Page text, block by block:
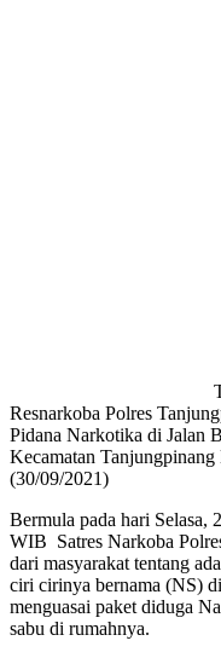
Resnarkoba Polres
Pidana Narkotika di Jalan
Kecamatan
(30/09/2021)
Bermula pada hari Selasa,
WIB Satres Narkoba
dari masyarakat tentang
ciri cirinya bernama (NS)
menguasai paket diduga
sabu di rumahnya.